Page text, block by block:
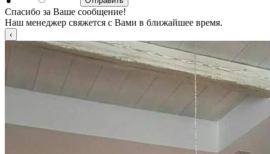
Спасибо за Ваше сообщение!
Наш менеджер свяжется с Вами в ближайшее время.